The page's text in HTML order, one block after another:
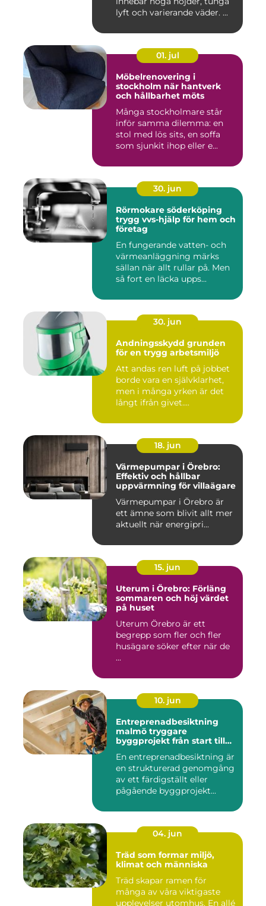
lyft och varierande väder. ...
01. jul
Möbelrenovering i
stockholm när hantverk
och hållbarhet möts
Många stockholmare står
inför samma dilemma: en
stol med lös sits, en soffa
som sjunkit ihop eller e...
30. jun
Rörmokare söderköping
trygg vvs-hjälp för hem och
företag
En fungerande vatten- och
värmeanläggning märks
sällan när allt rullar på. Men
så fort en läcka upps...
30. jun
Andningsskydd grunden
för en trygg arbetsmiljö
Att andas ren luft på jobbet
borde vara en självklarhet,
men i många yrken är det
långt ifrån givet....
18. jun
Värmepumpar i Örebro:
Effektiv och hållbar
uppvärmning för villaägare
Värmepumpar i Örebro är
ett ämne som blivit allt mer
aktuellt när energipri...
15. jun
Uterum i Örebro: Förläng
sommaren och höj värdet
på huset
Uterum Örebro är ett
begrepp som fler och fler
husägare söker efter när de
...
10. jun
Entreprenadbesiktning
malmö tryggare
byggprojekt från start till
En entreprenadbesiktning är
en strukturerad genomgång
av ett färdigställt eller
pågående byggprojekt...
04. jun
Träd som formar miljö,
klimat och människa
Träd skapar ramen för
många av våra viktigaste
upplevelser utomhus. En allé